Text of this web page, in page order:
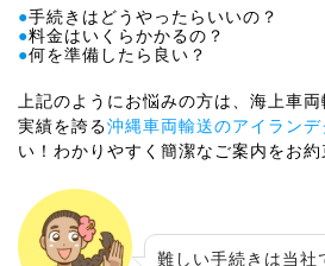
●手続きはどうやったらいいの？
●料金はいくらかかるの？
●何を準備したら良い？
上記のようにお悩みの方は、海上車
実績を誇る沖縄車両輸送のアイランデ
い！わかりやすく簡潔なご案内をお約
難しい手続きは当社